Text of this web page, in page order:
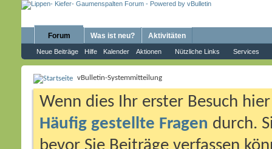
Forum
Neue Beiträge Hilfe Kalender Aktionen Nützliche Links Services
Was ist neu? Aktivitäten
vBulletin-Systemmitteilung
Wenn dies Ihr erster Besuch
Häufig gestellte Fragen durch.